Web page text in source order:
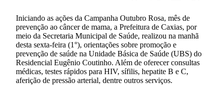
Iniciando as ações da Campanha Outubro Rosa, mês de
prevenção ao câncer de mama, a Prefeitura de Caxias, por
meio da Secretaria Municipal de Saúde, realizou na manhã
desta sexta-feira (1°), orientações sobre promoção e
prevenção de saúde na Unidade Básica de Saúde (UBS) do
Residencial Eugênio Coutinho. Além de oferecer consultas
médicas, testes rápidos para HIV, sífilis, hepatite B e C,
aferição de pressão arterial, dentre outros serviços.